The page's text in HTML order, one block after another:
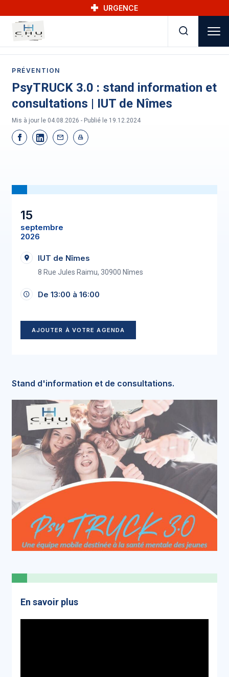
URGENCE
PRÉVENTION
PsyTRUCK 3.0 : stand information et
consultations | IUT de Nîmes
Mis à jour le 04.08.2026 - Publié le 19.12.2024
15
septembre
2026
IUT de Nîmes
8 Rue Jules Raimu, 30900 Nîmes
De 13:00 à 16:00
AJOUTER À VOTRE AGENDA
Stand d'information et de consultations.
En savoir plus